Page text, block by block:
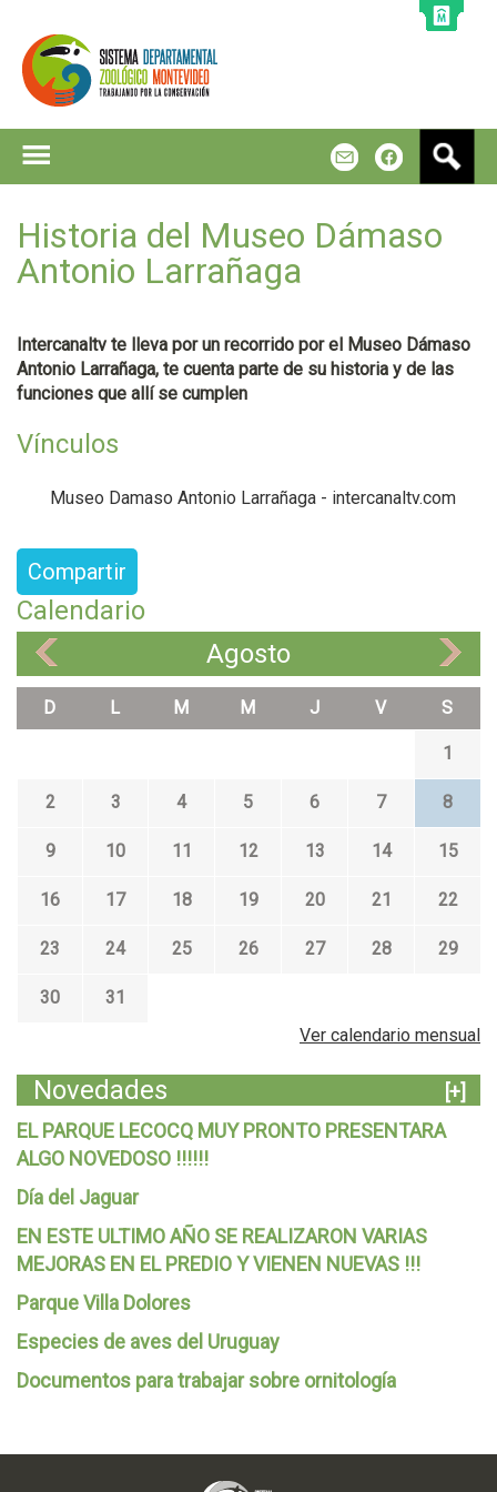
Historia del Museo Dámaso
Antonio Larrañaga
Intercanaltv te lleva por un recorrido por el Museo Dámaso
Antonio Larrañaga, te cuenta parte de su historia y de las
funciones que allí se cumplen
Vínculos
Museo Damaso Antonio Larrañaga - intercanaltv.com
Compartir
Calendario
Agosto
D L M M J V S
1
2 3 4 5 6 7 8
9 10 11 12 13 14 15
16 17 18 19 20 21 22
23 24 25 26 27 28 29
30
31
Ver calendario mensual
Novedades
[+]
EL PARQUE LECOCQ MUY PRONTO PRESENTARA
ALGO NOVEDOSO !!!!!!
Día del Jaguar
EN ESTE ULTIMO AÑO SE REALIZARON VARIAS
MEJORAS EN EL PREDIO Y VIENEN NUEVAS !!!
Parque Villa Dolores
Especies de aves del Uruguay
Documentos para trabajar sobre ornitología
s
a